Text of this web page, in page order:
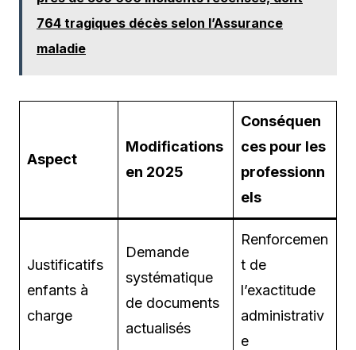
764 tragiques décès selon l’Assurance
maladie
Aspect
Modifications
en 2025
Conséquen
ces pour les
professionn
els
Justificatifs
enfants à
charge
Demande
systématique
de documents
actualisés
Renforcemen
t de
l’exactitude
administrativ
e